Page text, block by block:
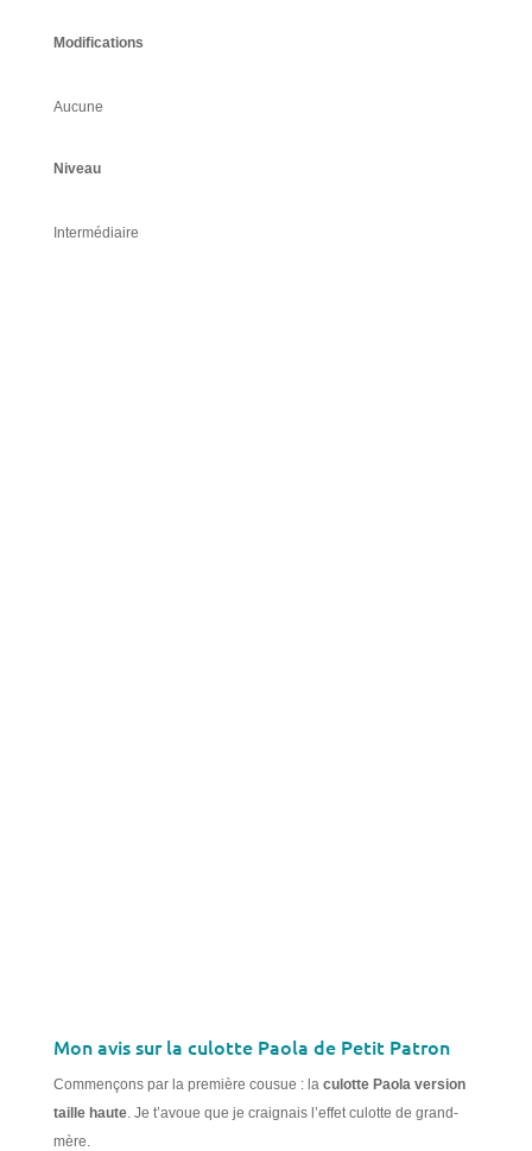
Modifications
Aucune
Niveau
Intermédiaire
Mon avis sur la culotte Paola de Petit Patron
Commençons par la première cousue : la culotte Paola version
taille haute. Je t’avoue que je craignais l’effet culotte de grand-
mère.